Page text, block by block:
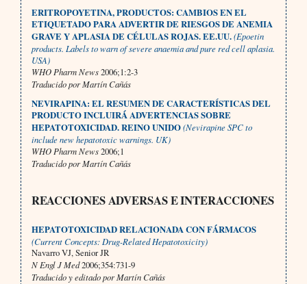
ERITROPOYETINA, PRODUCTOS: CAMBIOS EN EL
ETIQUETADO PARA ADVERTIR DE RIESGOS DE ANEMIA
GRAVE Y APLASIA DE CÉLULAS ROJAS. EE.UU.(Epoetin
products. Labels to warn of severe anaemia and pure red cell aplasia.
USA)
WHO Pharm News2006;1:2-3
Traducido por Martín Cañás
NEVIRAPINA: EL RESUMEN DE CARACTERÍSTICAS DEL
PRODUCTO INCLUIRÁ ADVERTENCIAS SOBRE
HEPATOTOXICIDAD. REINO UNIDO(Nevirapine SPC to
include new hepatotoxic warnings. UK)
WHO Pharm News2006;1
Traducido por Martín Cañás
REACCIONES ADVERSAS E INTERACCIONES
HEPATOTOXICIDAD RELACIONADA CON FÁRMACOS
(Current Concepts: Drug-Related Hepatotoxicity)
Navarro VJ, Senior JR
N Engl J Med2006;354:731-9
Traducido y editado por Martín Cañás